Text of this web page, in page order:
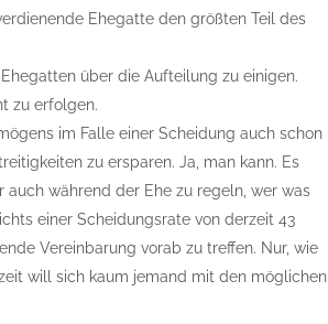
Ehegatte den größten Teil des
über die Aufteilung zu einigen.
zu erfolgen.
im Falle einer Scheidung auch schon
zu ersparen. Ja, man kann. Es
während der Ehe zu regeln, wer was
einer Scheidungsrate von derzeit 43
Vereinbarung vorab zu treffen. Nur, wie
will sich kaum jemand mit den möglichen